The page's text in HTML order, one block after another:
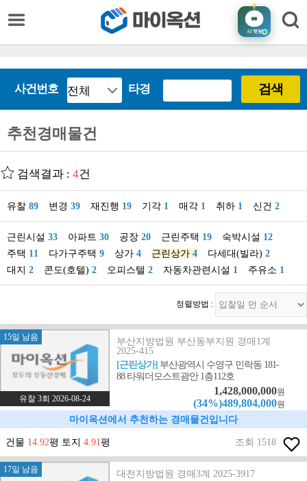
AI챗봇
사건번호 타경 검색
추천경매물건
검색결과 : 4건
유찰 89 변경 39 재진행 19 기각 1 매각 1 취하 1 신건 2
근린시설 33 아파트 30 공장 20 근린주택 19 숙박시설 12
주택 11 다가구주택 9 상가 4 근린상가 4 다세대(빌라) 2
대지 2 콘도(호텔) 2 오피스텔 2 자동차관련시설 1 주유소 1
정렬방법 :
15일 남음
유찰 3회 2026-08-24
부산지방법원 부산동부지원 경매1계
2025-415
[근린상가] 부산광역시 수영구 민락동 181-
88 타워더모스트광안 1층112호
1,428,000,000원
(34%)489,804,000원
마이옥션에서 추천하는 경매물건입니다
건물 14.92평 토지 4.91평 조회 1518
17일 남음
대전지방법원 경매3계 2025-3917